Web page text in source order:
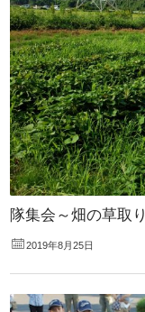
隊集会～畑の草取り
2019年8月25日